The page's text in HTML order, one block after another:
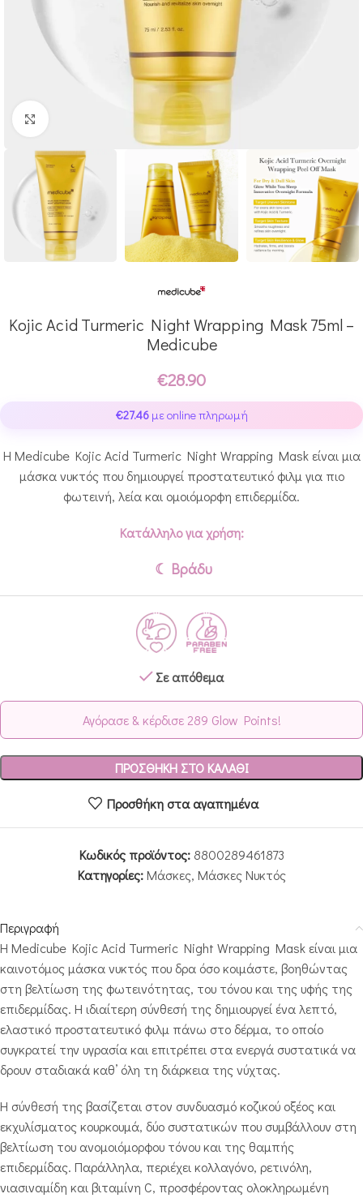
Kojic Acid Turmeric Night Wrapping Mask 75ml –
Medicube
€28.90
€27.46με online πληρωμή
Η Medicube Kojic Acid Turmeric Night Wrapping Mask είναι μια
μάσκα νυκτός που δημιουργεί προστατευτικό φιλμ για πιο
φωτεινή, λεία και ομοιόμορφη επιδερμίδα.
Κατάλληλο για χρήση:
☾ Βράδυ
Σε απόθεμα
Αγόρασε & κέρδισε 289 Glow Points!
ΠΡΟΣΘΉΚΗ ΣΤΟ ΚΑΛΆΘΙ
Προσθήκη στα αγαπημένα
Κωδικός προϊόντος: 8800289461873
Κατηγορίες: Μάσκες, Μάσκες Νυκτός
Περιγραφή
Η Medicube Kojic Acid Turmeric Night Wrapping Mask είναι μια
καινοτόμος μάσκα νυκτός που δρα όσο κοιμάστε, βοηθώντας
στη βελτίωση της φωτεινότητας, του τόνου και της υφής της
επιδερμίδας. Η ιδιαίτερη σύνθεσή της δημιουργεί ένα λεπτό,
ελαστικό προστατευτικό φιλμ πάνω στο δέρμα, το οποίο
συγκρατεί την υγρασία και επιτρέπει στα ενεργά συστατικά να
δρουν σταδιακά καθ’ όλη τη διάρκεια της νύχτας.
Η σύνθεσή της βασίζεται στον συνδυασμό κοζικού οξέος και
εκχυλίσματος κουρκουμά, δύο συστατικών που συμβάλλουν στη
βελτίωση του ανομοιόμορφου τόνου και της θαμπής
επιδερμίδας. Παράλληλα, περιέχει κολλαγόνο, ρετινόλη,
νιασιναμίδη και βιταμίνη C, προσφέροντας ολοκληρωμένη